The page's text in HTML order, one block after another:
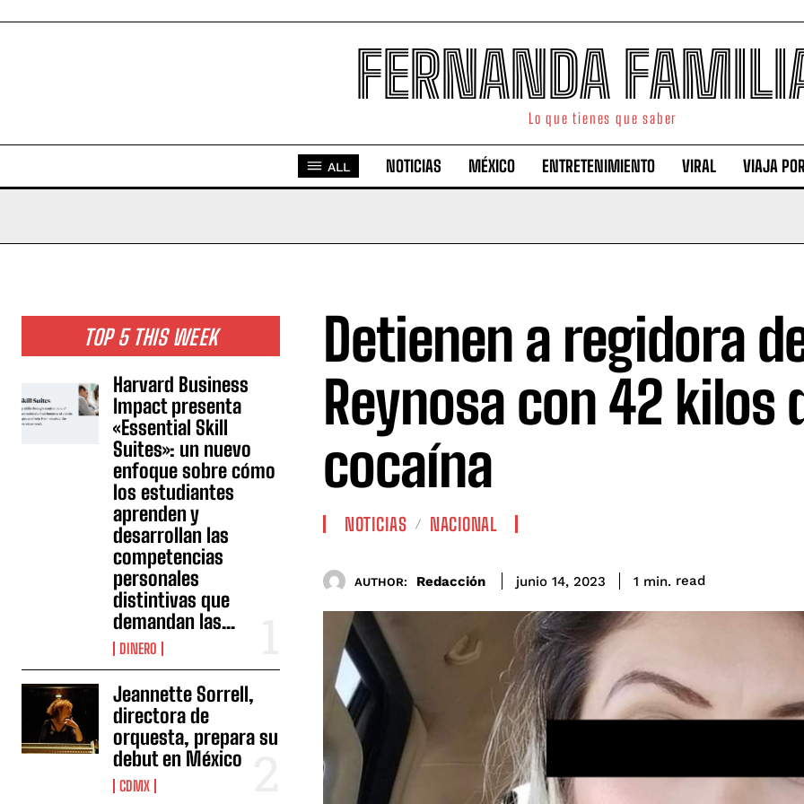
FERNANDA
Lo que tienes que saber
ALL NOTICIAS MÉXICO ENTRETENIMIENTO VIRAL VIAJA
TOP 5 THIS WEEK
Harvard Business
Impact presenta
«Essential Skill
Suites»: un nuevo
enfoque sobre cómo
los estudiantes
aprenden y
desarrollan las
competencias
personales
distintivas que
demandan las...
DINERO
Jeannette Sorrell,
directora de
orquesta, prepara su
debut en México
CDMX
Detienen a regidora
Reynosa con 42 kilos
cocaína
NOTICIAS NACIONAL
AUTHOR: Redacción junio 14, 2023 1 min. read